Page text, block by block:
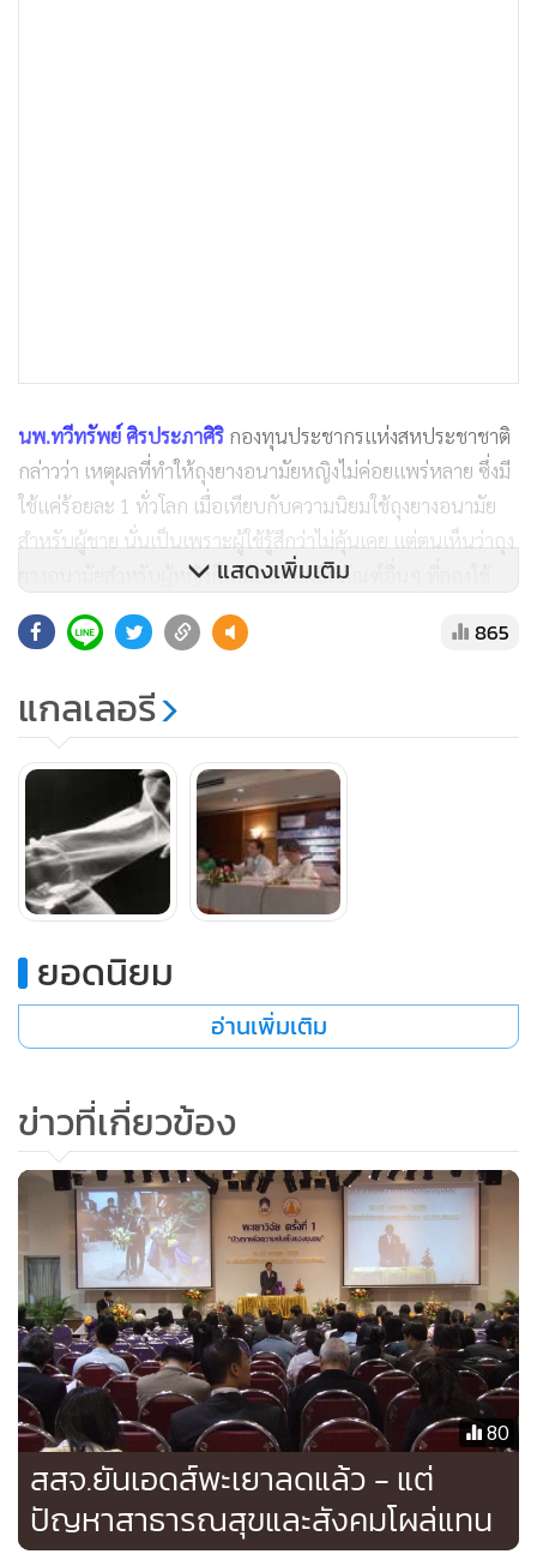
นพ.ทวีทรัพย์ ศิรประภาศิริ กองทุนประชากรแห่งสหประชาชาติ
กล่าวว่า เหตุผลที่ทำให้ถุงยางอนามัยหญิงไม่ค่อยแพร่หลาย ซึ่งมี
ใช้แค่ร้อยละ 1 ทั่วโลก เมื่อเทียบกับความนิยมใช้ถุงยางอนามัย
สำหรับผู้ชาย นั่นเป็นเพราะผู้ใช้รู้สึกว่าไม่คุ้นเคย แต่ตนเห็นว่าถุง
ยางอนามัยสำหรับผู้หญิงก็เหมือนกับผลิตภัณฑ์อื่นๆ ที่ลองใช้
ครั้งแรกแล้วอาจจะไม่ชอบ ต้องทดลองใช้อย่างน้อย 3 ครั้ง หาก
ยังไม่ชอบอีกจึงถือว่าอาจจะไม่ใช่รสนิยมของตัวเอง
“ถุงยางอนามัยของผู้หญิงมีคุณสมบัติที่ทนความร้อนได้ดี และมี
ขนาดเดียว คือ 17 เซนติเมตร ไม่ได้แบ่งแยกเป็นขนาดเหมือนถุง
ยางอนามัยผู้ชาย แต่เพศหญิงอาจไม่คุ้นเคย เพราะต้องสอดใส่ก็
เกิดความกังวล อย่างไรก็ตาม แพทย์เชื่อว่า หากมีการลองใช้
ประมาณ 3 ครั้งก็จะเกิดอาการคุ้นชินไปเอง”
อธิบาย
ถุงยางอนามัยสตรี
น.ส.ทฤษฎี สว่างยิ่งผู้จัดการเครือข่ายสุขภาพและโอกาส อธิบาย
เพิ่มว่า จากการที่เครือข่ายจัดการเครือข่ายสุขภาพและโอกาส
(HON) ได้เริ่มสำรวจในเรื่องของความนิยมใช้ถุงยางอนามัยสตรี
ในกลุ่มเป้าหมายอาทิ พนักงานขายบริการ พบ ว่า จุดแข็งของถุง
ยางอนามัยสำหรับผู้หญิงจะช่วยเพิ่มอำนาจในการต่อรอง เพราะ
ผู้หญิงเป็นคนใส่เอง ซึ่งไม่ได้ลดความสุขในการร่วมเพศแต่อย่าง
ใด ที่สำคัญคือ ช่วยป้องกันการตั้งครรภ์ไม่พึงประสงค์ โรคติดต่อ
ทางเพศสัมพันธ์ ไม่ว่าจะเป็นโรคเอดส์ เริม หรือหูด ได้อีกด้วย
ขณะที่ห่วงของถุงยางด้านนอกยังป้องกันการติดเชื้อเอชพีวี ซึ่ง
แสดงเพิ่มเติม
865
แกลเลอรี
ยอดนิยม
อ่านเพิ่มเติม
ข่าวที่เกี่ยวข้อง
80
สสจ.ยันเอดส์พะเยาลดแล้ว - แต่
ปัญหาสาธารณสุขและสังคมโผล่แทน